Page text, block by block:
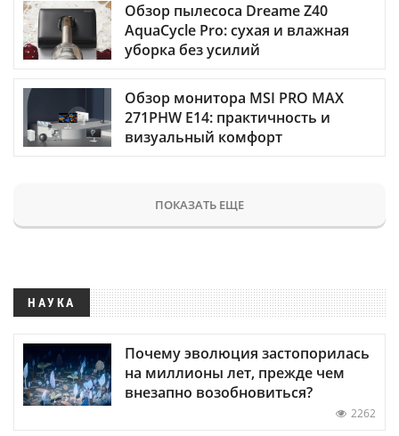
Обзор пылесоса Dreame Z40
AquaCycle Pro: сухая и влажная
уборка без усилий
Обзор монитора MSI PRO MAX
271PHW E14: практичность и
визуальный комфорт
ПОКАЗАТЬ ЕЩЕ
НАУКА
Почему эволюция застопорилась
на миллионы лет, прежде чем
внезапно возобновиться?
2262